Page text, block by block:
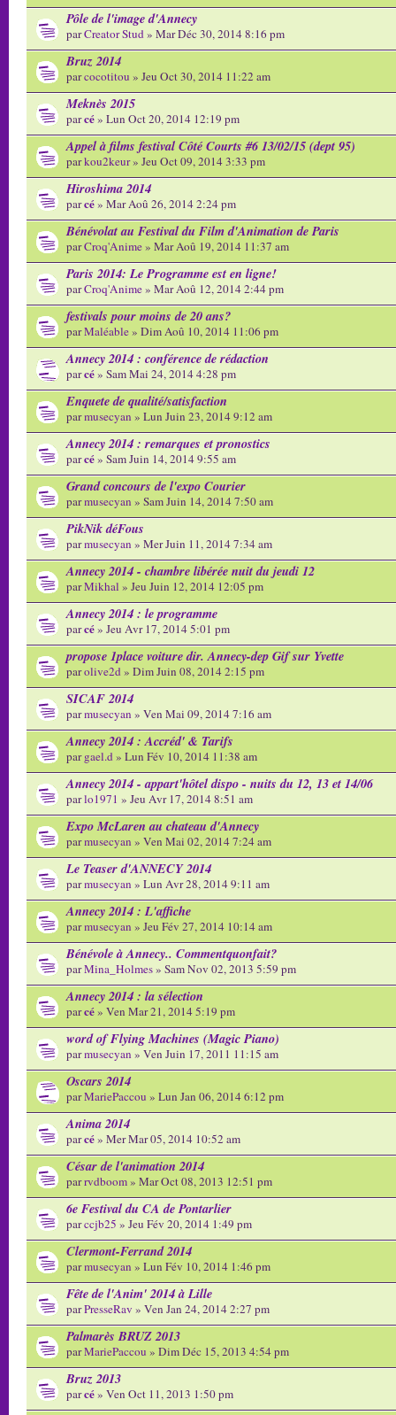
Pôle de l'image d'Annecy
parCreator Stud» Mar Déc 30, 2014 8:16 pm
Bruz 2014
parcocotitou » Jeu Oct 30, 2014 11:22 am
Meknès 2015
parcé» Lun Oct 20, 2014 12:19 pm
Appel à films festival Côté Courts #6 13/02/15 (dept 95)
parkou2keur» Jeu Oct 09, 2014 3:33 pm
Hiroshima 2014
parcé» Mar Aoû 26, 2014 2:24 pm
Bénévolat au Festival du Film d'Animation de Paris
parCroq'Anime» Mar Aoû 19, 2014 11:37 am
Paris 2014: Le Programme est en ligne!
parCroq'Anime» Mar Aoû 12, 2014 2:44 pm
festivals pour moins de 20 ans?
parMaléable» Dim Aoû 10, 2014 11:06 pm
Annecy 2014 : conférence de rédaction
parcé» Sam Mai 24, 2014 4:28 pm
Enquete de qualité/satisfaction
parmusecyan » Lun Juin 23, 2014 9:12 am
Annecy 2014 : remarques et pronostics
parcé» Sam Juin 14, 2014 9:55 am
Grand concours de l'expo Courier
parmusecyan » Sam Juin 14, 2014 7:50 am
PikNik déFous
parmusecyan » Mer Juin 11, 2014 7:34 am
Annecy 2014 - chambre libérée nuit du jeudi 12
parMikhal » Jeu Juin 12, 2014 12:05 pm
Annecy 2014 : le programme
parcé» Jeu Avr 17, 2014 5:01 pm
propose 1place voiture dir. Annecy-dep Gif sur Yvette
parolive2d» Dim Juin 08, 2014 2:15 pm
SICAF 2014
parmusecyan » Ven Mai 09, 2014 7:16 am
Annecy 2014 : Accréd' & Tarifs
pargael.d» Lun Fév 10, 2014 11:38 am
Annecy 2014 - appart'hôtel dispo - nuits du 12, 13 et 14/06
parlo1971 » Jeu Avr 17, 2014 8:51 am
Expo McLaren au chateau d'Annecy
parmusecyan » Ven Mai 02, 2014 7:24 am
Le Teaser d'ANNECY 2014
parmusecyan » Lun Avr 28, 2014 9:11 am
Annecy 2014 : L'affiche
parmusecyan » Jeu Fév 27, 2014 10:14 am
Bénévole à Annecy.. Commentquonfait?
parMina_Holmes» Sam Nov 02, 2013 5:59 pm
Annecy 2014 : la sélection
parcé» Ven Mar 21, 2014 5:19 pm
word of Flying Machines (Magic Piano)
parmusecyan » Ven Juin 17, 2011 11:15 am
Oscars 2014
parMariePaccou » Lun Jan 06, 2014 6:12 pm
Anima 2014
parcé» Mer Mar 05, 2014 10:52 am
César de l'animation 2014
parrvdboom» Mar Oct 08, 2013 12:51 pm
6e Festival du CA de Pontarlier
parccjb25 » Jeu Fév 20, 2014 1:49 pm
Clermont-Ferrand 2014
parmusecyan » Lun Fév 10, 2014 1:46 pm
Fête de l'Anim' 2014 à Lille
parPresseRav » Ven Jan 24, 2014 2:27 pm
Palmarès BRUZ 2013
parMariePaccou » Dim Déc 15, 2013 4:54 pm
Bruz 2013
parcé» Ven Oct 11, 2013 1:50 pm